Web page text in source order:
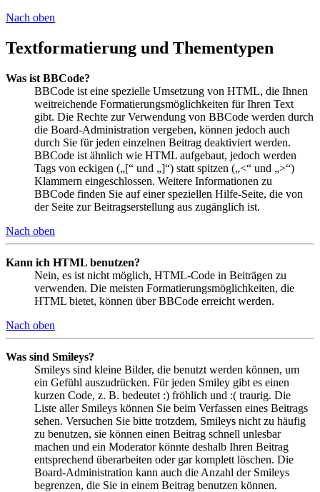
Nach oben
Textformatierung und Thementypen
Was ist BBCode?
BBCode ist eine spezielle Umsetzung von HTML, die Ihnen
weitreichende Formatierungsmöglichkeiten für Ihren Text
gibt. Die Rechte zur Verwendung von BBCode werden durch
die Board-Administration vergeben, können jedoch auch
durch Sie für jeden einzelnen Beitrag deaktiviert werden.
BBCode ist ähnlich wie HTML aufgebaut, jedoch werden
Tags von eckigen („[“ und „]“) statt spitzen („<“ und „>“)
Klammern eingeschlossen. Weitere Informationen zu
BBCode finden Sie auf einer speziellen Hilfe-Seite, die von
der Seite zur Beitragserstellung aus zugänglich ist.
Nach oben
Kann ich HTML benutzen?
Nein, es ist nicht möglich, HTML-Code in Beiträgen zu
verwenden. Die meisten Formatierungsmöglichkeiten, die
HTML bietet, können über BBCode erreicht werden.
Nach oben
Was sind Smileys?
Smileys sind kleine Bilder, die benutzt werden können, um
ein Gefühl auszudrücken. Für jeden Smiley gibt es einen
kurzen Code, z. B. bedeutet :) fröhlich und :( traurig. Die
Liste aller Smileys können Sie beim Verfassen eines Beitrags
sehen. Versuchen Sie bitte trotzdem, Smileys nicht zu häufig
zu benutzen, sie können einen Beitrag schnell unlesbar
machen und ein Moderator könnte deshalb Ihren Beitrag
entsprechend überarbeiten oder gar komplett löschen. Die
Board-Administration kann auch die Anzahl der Smileys
begrenzen, die Sie in einem Beitrag benutzen können.